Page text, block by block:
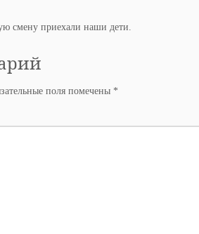
смену приехали наши дети.
поля помечены *